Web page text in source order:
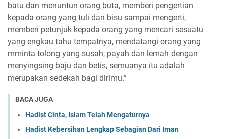
batu dan menuntun orang buta, memberi pengertian
kepada orang yang tuli dan bisu sampai mengerti,
memberi petunjuk kepada orang yang mencari sesuatu
yang engkau tahu tempatnya, mendatangi orang yang
mminta tolong yang susah, payah dan lemah dengan
menyingsing baju dan betis, semuanya itu adalah
merupakan sedekah bagi dirimu.”
BACA JUGA
Hadist Cinta, Islam Telah Mengaturnya
Hadist Kebersihan Lengkap Sebagian Dari Iman